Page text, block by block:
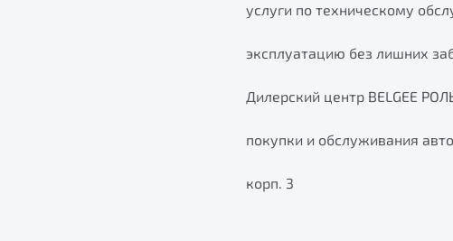
услуги по техническому
эксплуатацию без лишних
Дилерский центр BELGEE
покупки и обслуживания
корп. 3